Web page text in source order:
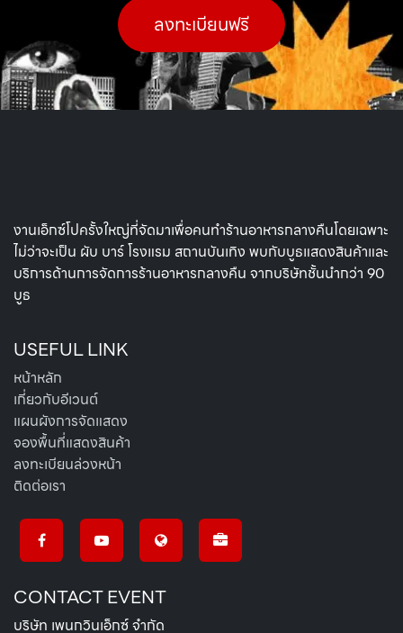
ลงทะเบียนฟรี​
งานเอ็กซ์โปครั้งใหญ่ที่จัดมาเพื่อคนทำร้านอาหารกลางคืนโดยเฉพาะ
ไม่ว่าจะเป็น ผับ บาร์ โรงแรม สถานบันเทิง พบกับบูธแสดงสินค้าและ
บริการด้านการจัดการร้านอาหารกลางคืน จากบริษัทชั้นนำกว่า 90
บูธ
USEFUL LINK
หน้าหลัก
เกี่ยวกับอีเวนต์
แผนผังการจัดแสดง
จองพื้นที่แสดงสินค้า
ลงทะเบียนล่วงหน้า
ติดต่อเรา
CONTACT EVENT
บริษัท เพนกวินเอ็กซ์ จำกัด